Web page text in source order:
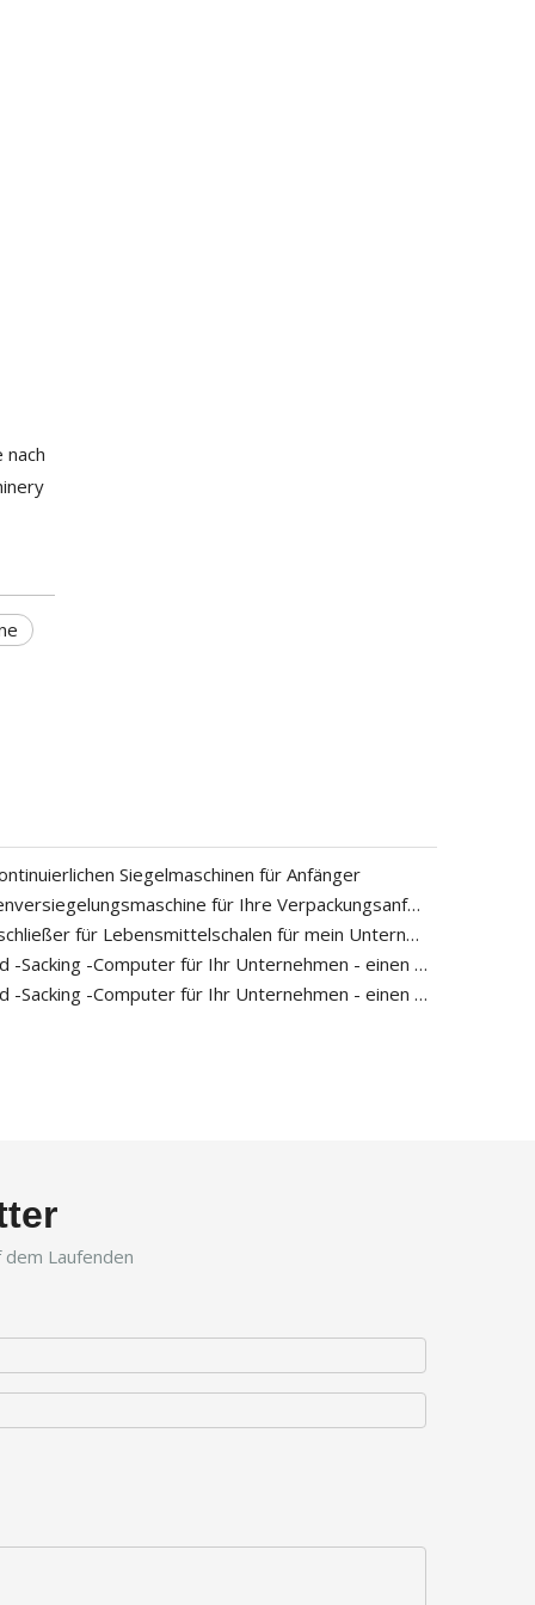
Siegelmaschinen für Anfänger
So wählen Sie die richtige Schalenversiegelungsmaschine für Ihre Verpackungsanforderungen aus
Wie wähle ich den richtigen Verschließer für Lebensmittelschalen für mein Unternehmen aus?
So wählen Sie einen Open -Mund -Sacking -Computer für Ihr Unternehmen - einen vollständigen Leitfaden
So wählen Sie einen Open -Mund -Sacking -Computer für Ihr Unternehmen - einen vollständigen Leitfaden
Laufenden